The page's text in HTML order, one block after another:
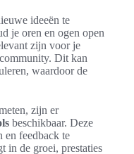
ideeën te
je oren en ogen open
zijn voor je
Dit kan
waardoor de
zijn er
beschikbaar. Deze
en feedback te
in de groei, prestaties